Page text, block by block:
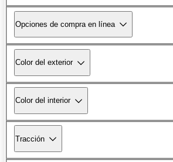
Opciones de compra en línea
Color del exterior
Color del interior
Tracción